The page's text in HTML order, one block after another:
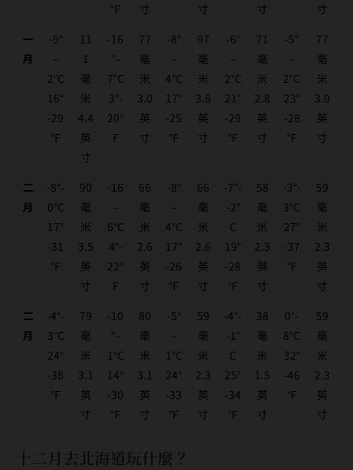
°F
寸
寸
寸
寸
一
月
-9°
2°C
16°
-29
°F
11
1
毫
米
4.4
英
寸
-16
°–
7°C
3°-
20°
F
77
毫
米
3.0
英
寸
-8°
4°C
17°
-25
°F
97
毫
米
3.8
英
寸
-6°
2°C
21°
-29
°F
71
毫
米
2.8
英
寸
-5°
2°C
23°
-28
°F
77
毫
米
3.0
英
寸
二
月
-8°-
0°C
17°
-31
°F
90
毫
米
3.5
英
寸
-16
6°C
4°-
22°
F
66
毫
米
2.6
英
寸
-8°
4°C
17°
-26
°F
66
毫
米
2.6
英
寸
-7°-
-2°
C
19°
-28
°F
58
毫
米
2.3
英
寸
-3°-
3°C
27°
-37
°F
59
毫
米
2.3
英
寸
二
月
-4°-
3°C
24°
-38
°F
79
毫
米
3.1
英
寸
-10
°–
1°C
14°
-30
°F
80
毫
米
3.1
英
寸
-5°
1°C
24°
-33
°F
59
毫
米
2.3
英
寸
-4°-
-1°
C
25°
-34
°F
38
毫
米
1.5
英
寸
0°-
8°C
32°
-46
°F
59
毫
米
2.3
英
寸
十二月去北海道玩什麼？